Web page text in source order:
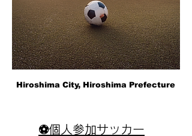
Hiroshima City, Hiroshima Prefecture
⚽個人参加サッカー